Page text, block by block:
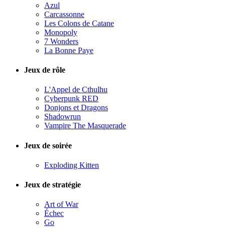
Azul
Carcassonne
Les Colons de Catane
Monopoly
7 Wonders
La Bonne Paye
Jeux de rôle
L'Appel de Cthulhu
Cyberpunk RED
Donjons et Dragons
Shadowrun
Vampire The Masquerade
Jeux de soirée
Exploding Kitten
Jeux de stratégie
Art of War
Échec
Go